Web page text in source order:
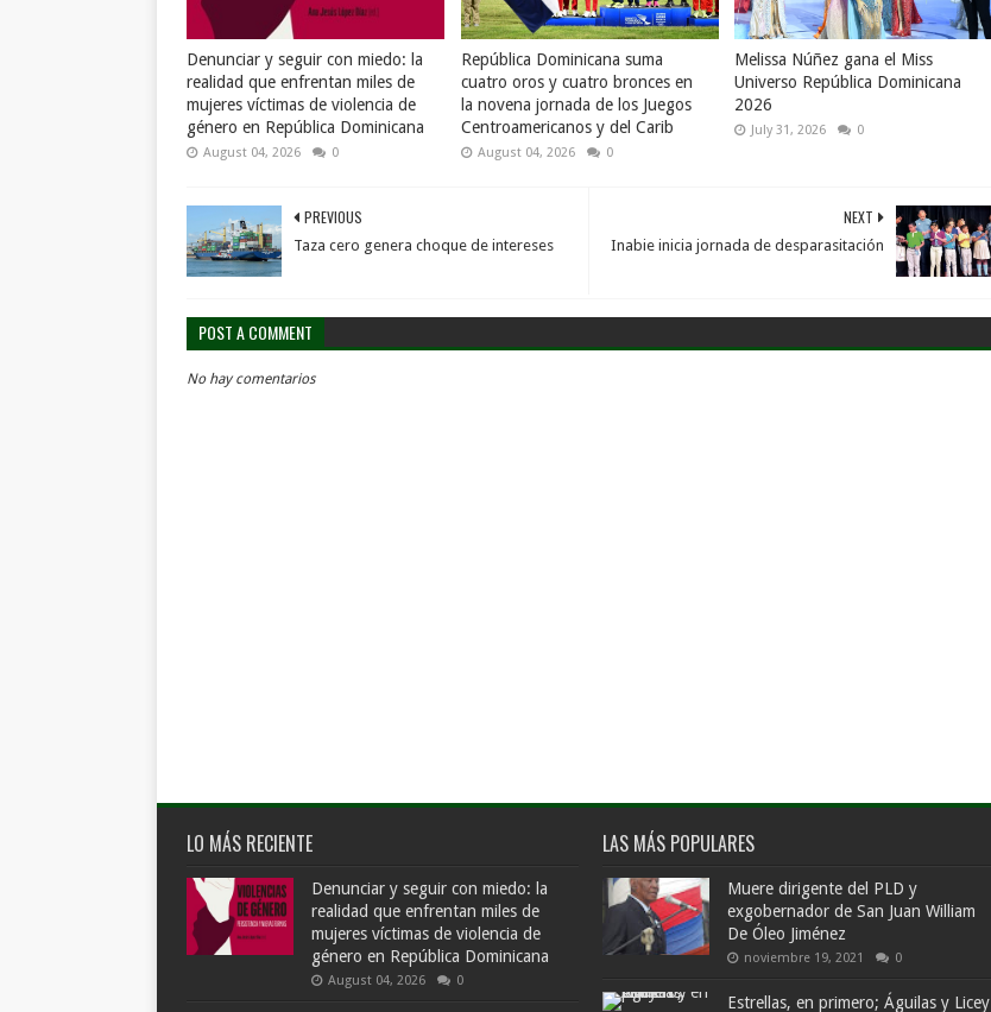
Denunciar y seguir con miedo: la
realidad que enfrentan miles de
mujeres víctimas de violencia de
género en República Dominicana
August 04, 2026 0
República Dominicana suma
cuatro oros y cuatro bronces en
la novena jornada de los Juegos
Centroamericanos y del Carib
August 04, 2026 0
Melissa Núñez gana el Miss
Universo República Dominicana
2026
July 31, 2026 0
NEXT
Inabie inicia jornada de desparasitación
PREVIOUS
Taza cero genera choque de intereses
POST A COMMENT
No hay comentarios
LO MÁS RECIENTE
Denunciar y seguir con miedo: la
realidad que enfrentan miles de
mujeres víctimas de violencia de
género en República Dominicana
August 04, 2026 0
LAS MÁS POPULARES
Muere dirigente del PLD y
exgobernador de San Juan William
De Óleo Jiménez
noviembre 19, 2021 0
Estrellas, en primero; Águilas y Licey